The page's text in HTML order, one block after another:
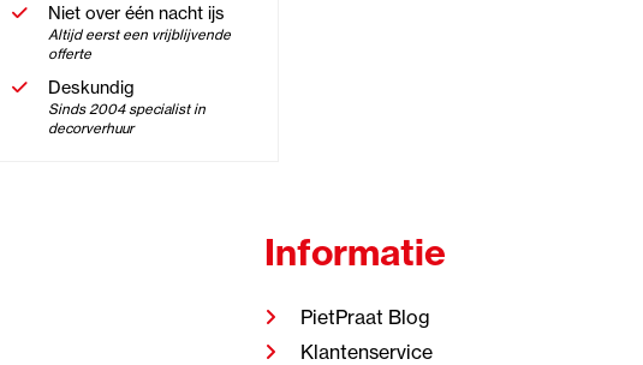
Niet over één nacht ijs
Altijd eerst een vrijblijvende
offerte
Deskundig
Sinds 2004 specialist in
decorverhuur
Informatie
PietPraat Blog
Klantenservice